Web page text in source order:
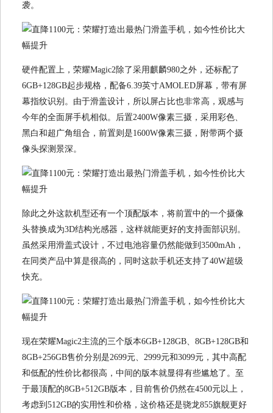
袭。
硬件配置上，荣耀Magic2除了采用麒麟980之外，还标配了
6GB+128GB起步规格，配备6.39英寸AMOLED屏幕，带有屏
幕指纹识别。由于滑盖设计，所以屏占比也非常高，观感与
今年的全面屏手机相似。后置2400W像素三摄，采用彩色、
黑白和超广角组合，前置则是1600W像素三摄，附带两个摄
像头探测景深。
除此之外这款机型还有一个顶配版本，将前置中的一个摄像
头替换成为3D结构光感器，这样就能更好的支持面部识别。
虽然采用滑盖式设计，不过电池容量仍然能做到3500mAh，
在同类产品中算是很高的，同时这款手机还支持了40W超级
快充。
现在荣耀Magic2主流的三个版本6GB+128GB、8GB+128GB和
8GB+256GB售价分别是2699元、2999元和3099元，其中高配
和低配的性价比都很高，中间的版本就显得有些尴尬了。至
于最顶配的8GB+512GB版本，目前售价仍然在4500元以上，
考虑到512GB的实用性和价格，这价格还是骁龙855旗舰更好